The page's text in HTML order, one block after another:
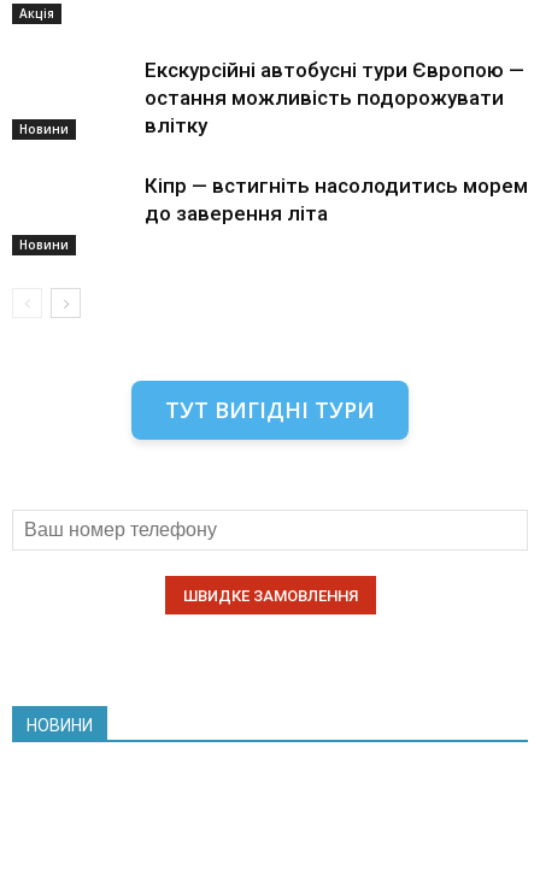
Акція
Новини
Екскурсійні автобусні тури Європою —
остання можливість подорожувати
влітку
Новини
Кіпр — встигніть насолодитись морем
до заверення літа
ТУТ ВИГІДНІ ТУРИ
НОВИНИ